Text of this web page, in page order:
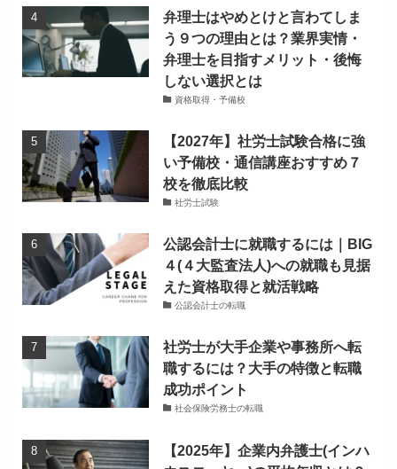
弁理士はやめとけと言わてしま
う９つの理由とは？業界実情・
弁理士を目指すメリット・後悔
しない選択とは
資格取得・予備校
【2027年】社労士試験合格に強
い予備校・通信講座おすすめ７
校を徹底比較
社労士試験
公認会計士に就職するには｜BIG
４(４大監査法人)への就職も見据
えた資格取得と就活戦略
公認会計士の転職
社労士が大手企業や事務所へ転
職するには？大手の特徴と転職
成功ポイント
社会保険労務士の転職
【2025年】企業内弁護士(インハ